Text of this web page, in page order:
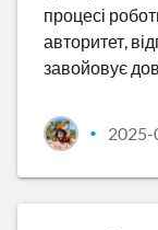
процесі
авторитет,
завойовує
•